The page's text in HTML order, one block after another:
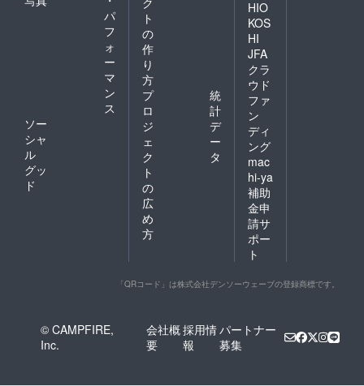
パ
フ
ォ
ー
マ
ン
ス
ソー
シャ
ル
グッ
ド
ト
の
作
り
方
プ
ロ
ジ
ェ
ク
ト
の
広
め
方
統
計
デ
ー
タ
HIO
KOS
HI
JFA
クラ
ウド
ファ
ン
ディ
ング
mac
hi-ya
補助
金申
請サ
ポー
ト
「QRコード」は株式会社デンソーウェーブの登録商標です。
© CAMPFIRE,
Inc.
会社概
要
採用情
報
パートナー
募集